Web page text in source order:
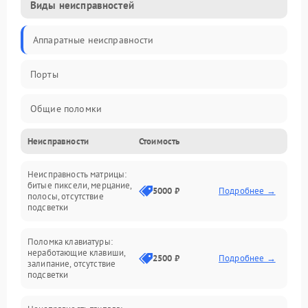
Виды неисправностей
Аппаратные неисправности
Порты
Общие поломки
Устройства
Программные ошибки
Электрические и системные сбои
Интерфейсные проблемы
Батарея
Неисправности Стоимость
Неисправность матрицы:
битые пиксели, мерцание,
полосы, отсутствие
подсветки
5000 ₽ Подробнее →
Поломка клавиатуры:
неработающие клавиши,
залипание, отсутствие
подсветки
2500 ₽ Подробнее →